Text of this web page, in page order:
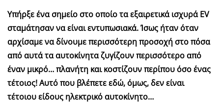
Υπήρξε ένα σημείο στο οποίο τα εξαιρετικά ισχυρά EV
σταμάτησαν να είναι εντυπωσιακά. Ίσως ήταν όταν
αρχίσαμε να δίνουμε περισσότερη προσοχή στο πόσα
από αυτά τα αυτοκίνητα ζυγίζουν περισσότερο από
έναν μικρό… πλανήτη και κοστίζουν περίπου όσο ένας
τέτοιος! Αυτό που βλέπετε εδώ, όμως, δεν είναι
τέτοιου είδους ηλεκτρικό αυτοκίνητο…